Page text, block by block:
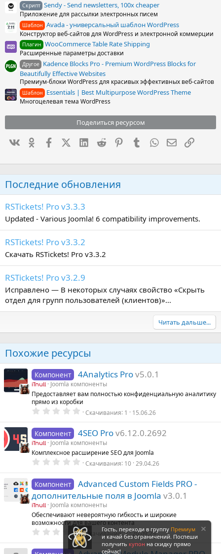
Скрипт Sendy - Send newsletters, 100x cheaper
Приложение для рассылки электронных писем
Шаблон Avada - универсальный шаблон WordPress
Конструктор веб-сайтов для WordPress и электронной коммерции
Плагин WooCommerce Table Rate Shipping
Расширенные параметры доставки
Другое Kadence Blocks Pro - Premium WordPress Blocks for
Beautifully Effective Websites
Премиум-блоки WordPress для красивых эффективных веб-сайтов
Шаблон Essentials | Best Multipurpose WordPress Theme
Многоцелевая тема WordPress
Поделиться ресурсом
ВконтактеОдноклассники
FacebookX (Twitter)LinkedIn
Reddit PinterestTumblrWhatsAppСсылка
Последние обновления
RSTickets! Pro v3.3.3
Updated - Various Joomla! 6 compatibility improvements.
RSTickets! Pro v3.3.2
Скачать RSTickets! Pro v3.3.2
RSTickets! Pro v3.2.9
Исправлено — В некоторых случаях свойство «Скрыть
отдел для групп пользователей (клиентов)»...
Читать дальше...
Похожие ресурсы
Компонент 4Analytics Prov5.0.1
iTnull
Joomla компоненты
Предоставляет вам полностью конфиденциальную аналитику
прямо из коробки
0
0
0
з
в
ё
д
Скачивания 1 15.06.26
Компонент 4SEO Prov6.12.0.2692
iTnull
Joomla компоненты
Комплексное расширение SEO для Joomla
0
0
0
з
в
ё
з
д
Скачивания 10 29.04.26
Компонент
Advanced Custom Fields PRO -
дополнительные поля в Joomla v3.0.1
iTnull
Joomla компоненты
Обеспечивают невероятную гибкость и широкие
возможности для вашего контента
0
.
0
0
Скачивания 2 20.09.25
Гость, переходи в группу Премиум
и качай без ограничений. Поспеши
получить купон на скидку прямо
сейчас!